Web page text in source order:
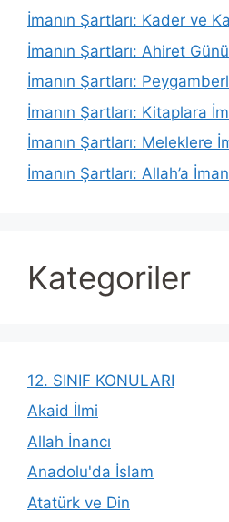
İmanın Şartları: Kader ve
İmanın Şartları: Ahiret
İmanın Şartları:
İmanın Şartları: Kitaplara
İmanın Şartları: Meleklere
İmanın Şartları: Allah’a
Kategoriler
12. SINIF KONULARI
Akaid İlmi
Allah İnancı
Anadolu'da İslam
Atatürk ve Din